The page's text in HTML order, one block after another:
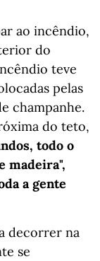
ao incêndio,
do
teve
pelas
champanhe.
do teto,
todo o
madeira",
a gente
decorrer na
se